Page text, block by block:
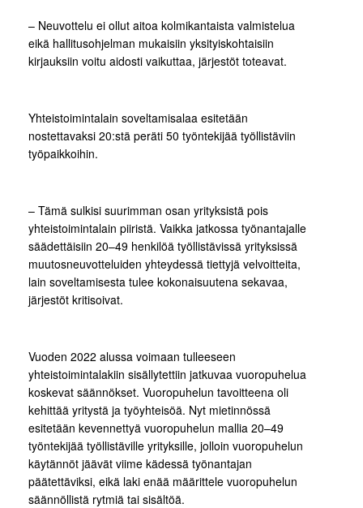
– Neuvottelu ei ollut aitoa kolmikantaista valmistelua
eikä hallitusohjelman mukaisiin yksityiskohtaisiin
kirjauksiin voitu aidosti vaikuttaa, järjestöt toteavat.
Yhteistoimintalain soveltamisalaa esitetään
nostettavaksi 20:stä peräti 50 työntekijää työllistäviin
työpaikkoihin.
– Tämä sulkisi suurimman osan yrityksistä pois
yhteistoimintalain piiristä. Vaikka jatkossa työnantajalle
säädettäisiin 20–49 henkilöä työllistävissä yrityksissä
muutosneuvotteluiden yhteydessä tiettyjä velvoitteita,
lain soveltamisesta tulee kokonaisuutena sekavaa,
järjestöt kritisoivat.
Vuoden 2022 alussa voimaan tulleeseen
yhteistoimintalakiin sisällytettiin jatkuvaa vuoropuhelua
koskevat säännökset. Vuoropuhelun tavoitteena oli
kehittää yritystä ja työyhteisöä. Nyt mietinnössä
esitetään kevennettyä vuoropuhelun mallia 20–49
työntekijää työllistäville yrityksille, jolloin vuoropuhelun
käytännöt jäävät viime kädessä työnantajan
päätettäviksi, eikä laki enää määrittele vuoropuhelun
säännöllistä rytmiä tai sisältöä.